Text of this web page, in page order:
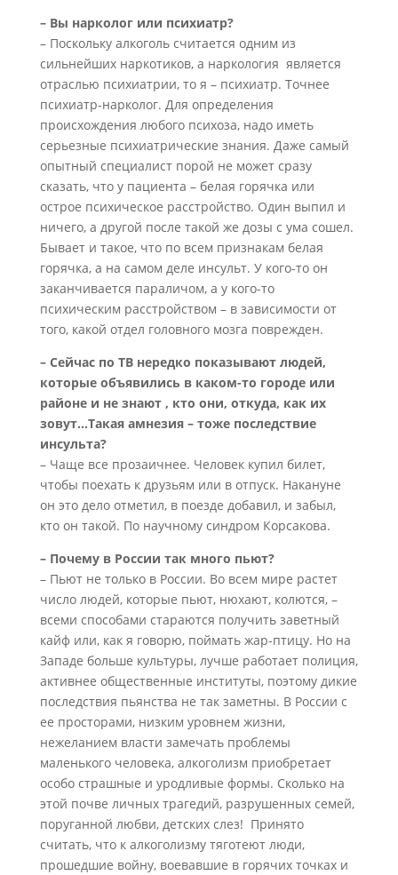
– Вы нарколог или психиатр?
– Поскольку алкоголь считается одним из
сильнейших наркотиков, а наркология является
отраслью психиатрии, то я – психиатр. Точнее
психиатр-нарколог. Для определения
происхождения любого психоза, надо иметь
серьезные психиатрические знания. Даже самый
опытный специалист порой не может сразу
сказать, что у пациента – белая горячка или
острое психическое расстройство. Один выпил и
ничего, а другой после такой же дозы с ума сошел.
Бывает и такое, что по всем признакам белая
горячка, а на самом деле инсульт. У кого-то он
заканчивается параличом, а у кого-то
психическим расстройством – в зависимости от
того, какой отдел головного мозга поврежден.
– Сейчас по ТВ нередко показывают людей,
которые объявились в каком-то городе или
районе и не знают , кто они, откуда, как их
зовут...Такая амнезия – тоже последствие
инсульта?
– Чаще все прозаичнее. Человек купил билет,
чтобы поехать к друзьям или в отпуск. Накануне
он это дело отметил, в поезде добавил, и забыл,
кто он такой. По научному синдром Корсакова.
– Почему в России так много пьют?
– Пьют не только в России. Во всем мире растет
число людей, которые пьют, нюхают, колются, –
всеми способами стараются получить заветный
кайф или, как я говорю, поймать жар-птицу. Но на
Западе больше культуры, лучше работает полиция,
активнее общественные институты, поэтому дикие
последствия пьянства не так заметны. В России с
ее просторами, низким уровнем жизни,
нежеланием власти замечать проблемы
маленького человека, алкоголизм приобретает
особо страшные и уродливые формы. Сколько на
этой почве личных трагедий, разрушенных семей,
поруганной любви, детских слез! Принято
считать, что к алкоголизму тяготеют люди,
прошедшие войну, воевавшие в горячих точках и